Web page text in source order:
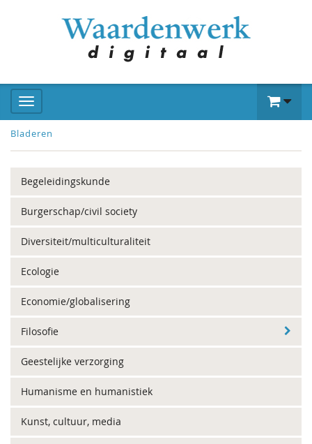
Bladeren
Begeleidingskunde
Burgerschap/civil society
Diversiteit/multiculturaliteit
Ecologie
Economie/globalisering
Filosofie
Geestelijke verzorging
Humanisme en humanistiek
Kunst, cultuur, media